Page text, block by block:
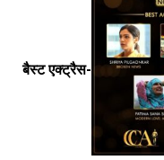
बैस्ट एक्ट्रैस-